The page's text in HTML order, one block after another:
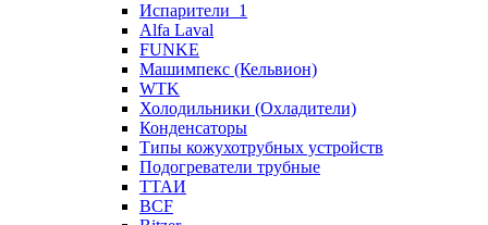
Испарители_1
Alfa Laval
FUNKE
Машимпекс (Кельвион)
WTK
Холодильники (Охладители)
Конденсаторы
Типы кожухотрубных устройств
Подогреватели трубные
ТТАИ
BCF